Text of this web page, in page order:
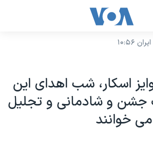
اسکار، شب اهدای این
جشن و شادمانی و تجلیل
خوانند